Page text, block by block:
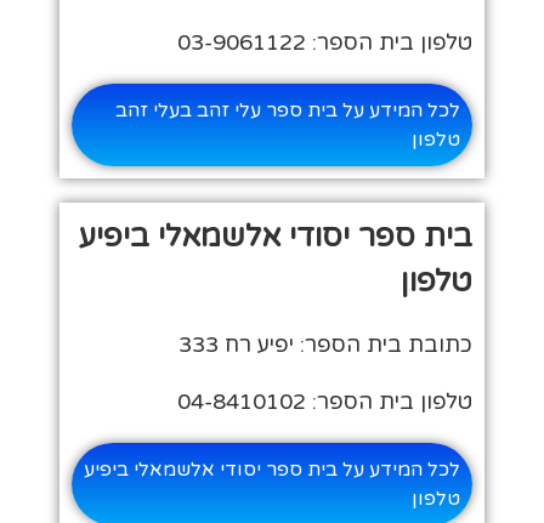
טלפון בית הספר: 03-9061122
לכל המידע על בית ספר עלי זהב בעלי זהב
טלפון
בית ספר יסודי אלשמאלי ביפיע
טלפון
כתובת בית הספר: יפיע רח 333
טלפון בית הספר: 04-8410102
לכל המידע על בית ספר יסודי אלשמאלי ביפיע
טלפון